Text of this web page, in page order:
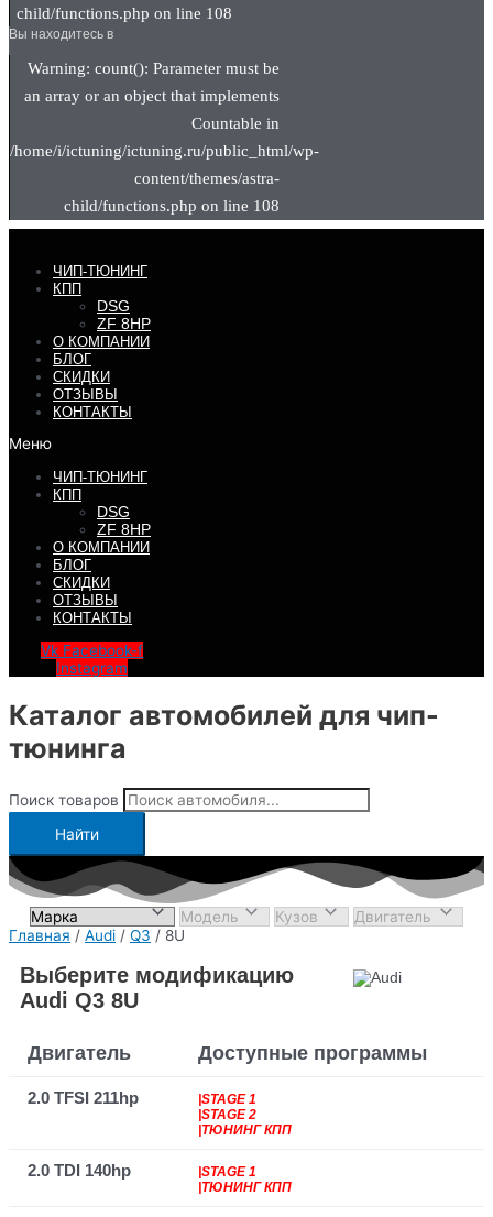
child/functions.php on line 108
Вы находитесь в
Warning: count(): Parameter must be
an array or an object that implements
Countable in
/home/i/ictuning/ictuning.ru/public_html/wp-
content/themes/astra-
child/functions.php on line 108
ЧИП-ТЮНИНГ
КПП
DSG
ZF 8HP
О КОМПАНИИ
БЛОГ
СКИДКИ
ОТЗЫВЫ
КОНТАКТЫ
Меню
ЧИП-ТЮНИНГ
КПП
DSG
ZF 8HP
О КОМПАНИИ
БЛОГ
СКИДКИ
ОТЗЫВЫ
КОНТАКТЫ
Vk Facebook-f
Instagram
Каталог автомобилей для чип-
тюнинга
Поиск товаров
Найти
Главная / Audi / Q3 / 8U
Выберите модификацию
Audi Q3 8U
Двигатель Доступные программы
2.0 TFSI 211hp
|STAGE 1
|STAGE 2
|ТЮНИНГ КПП
2.0 TDI 140hp
|STAGE 1
|ТЮНИНГ КПП